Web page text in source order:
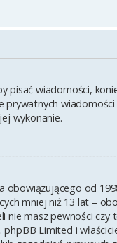
pisać wiadomości,
prywatnych
wykonanie.
od
mniej niż 13 lat –
nie masz pewności
Limited i